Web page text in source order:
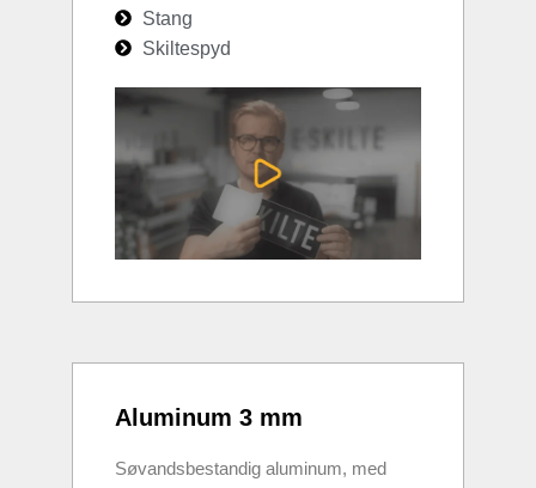
Stang
Skiltespyd
Aluminum 3 mm
Søvandsbestandig aluminum, med